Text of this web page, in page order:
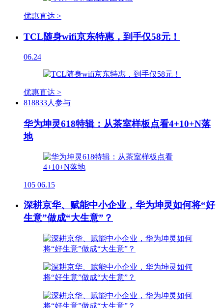
优惠直达 >
TCL随身wifi京东特惠，到手仅58元！
06.24
优惠直达 >
818833人参与
华为坤灵618特辑：从茶室样板点看4+10+N落
地
105 06.15
深耕京华、赋能中小企业，华为坤灵如何将“好
生意”做成“大生意”？